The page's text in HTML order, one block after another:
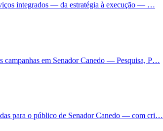
integrados — da estratégia à execução — …
campanhas em Senador Canedo — Pesquisa, P…
para o público de Senador Canedo — com cri…